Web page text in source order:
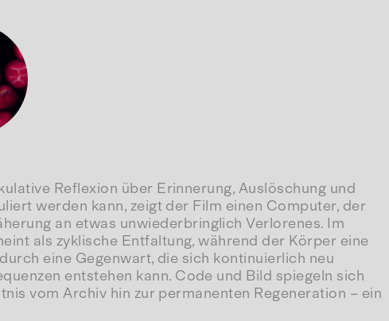
Reflexion über Erinnerung, Auslöschung und
werden kann, zeigt der Film einen Computer, der
an etwas unwiederbringlich Verlorenes. Im
als zyklische Entfaltung, während der Körper eine
eine Gegenwart, die sich kontinuierlich neu
entstehen kann. Code und Bild spiegeln sich
vom Archiv hin zur permanenten Regeneration – ein